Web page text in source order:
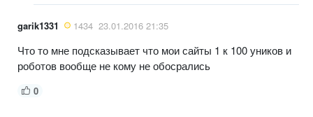
garik1331 1434 23.01.2016 21:35
Что то мне подсказывает что мои сайты 1 к 100 уников и
роботов вообще не кому не обосрались
0